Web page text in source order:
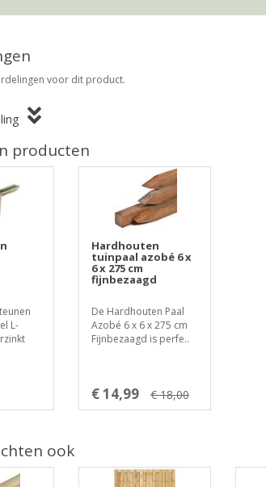
voor dit product.
producten
L-
Hardhouten
tuinpaal azobé 6 x
6 x 275 cm
fijnbezaagd
De Hardhouten Paal
Azobé 6 x 6 x 275 cm
Fijnbezaagd is perfe..
€ 14,99 € 18,00
ook